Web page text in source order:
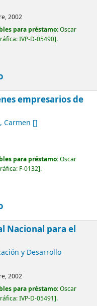
2002
para préstamo:Oscar
IVP-D-05490 .
empresarios de
Carmen []
para préstamo:Oscar
F-0132 .
Nacional para el
y Desarrollo
2002
para préstamo:Oscar
IVP-D-05491 .